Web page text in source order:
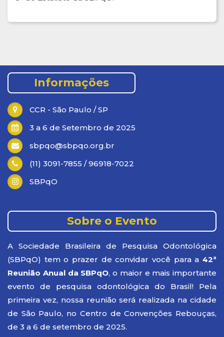
Informações
CCR - São Paulo / SP
3 a 6 de Setembro de 2025
sbpqo@sbpqo.org.br
(11) 3091-7855 / 96918-7022
SBPqO
Sobre o Evento
A Sociedade Brasileira de Pesquisa Odontológica
(SBPqO) tem o prazer de convidar você para a 42ª
Reunião Anual da SBPqO, o maior e mais importante
evento de pesquisa odontológica do Brasil! Pela
primeira vez, nossa reunião será realizada na cidade
de São Paulo, no Centro de Convenções Rebouças,
de 3 a 6 de setembro de 2025.